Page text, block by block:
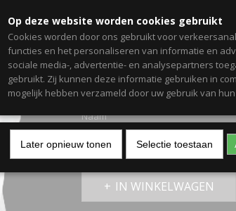
poncho -
€ 25,99 (inclusief btw 21%)
Naam
IN WINKELWAGEN
Op deze website worden cookies gebruikt
Cookies worden door ons gebruikt voor
functies en het personaliseren van informatie en
sociale media-, advertentie- en analysepartners
gebruikt. Zij kunnen deze informatie gebruiken in
mogelijk hebben verzameld door uw gebruik van
Later opnieuw tonen Selectie toestaan